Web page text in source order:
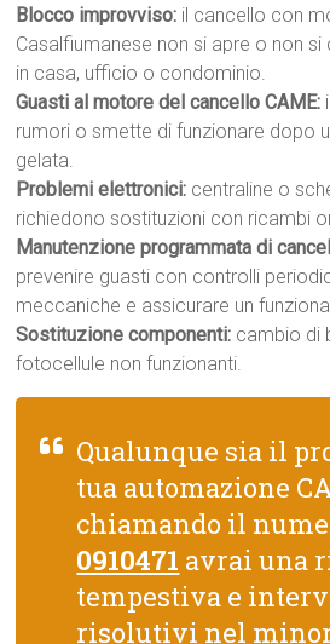
Blocco improvviso: il cancello con
Casalfiumanese non si apre o non
in casa, ufficio o condominio.
Guasti al motore del cancello CAME:
rumori o smette di funzionare dopo
gelata.
Problemi elettronici: centraline o
richiedono sostituzioni con ricambi
Manutenzione programmata di
prevenire guasti con controlli
meccaniche e assicurare un
Sostituzione componenti: cambio di
fotocellule non funzionanti.
Qualunque sia il
tua automazione
chiamando il
0910471 avrai una
tempestiva e
risolutivi nel